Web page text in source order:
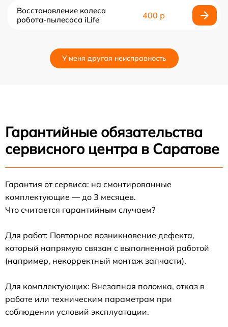
Восстановление колеса
робота-пылесоса iLife
400 р
У меня другая неисправность
Гарантийные обязательства
сервисного центра в Саратове
Гарантия от сервиса: на смонтированные
комплектующие — до 3 месяцев.
Что считается гарантийным случаем?
Для работ: Повторное возникновение дефекта,
который напрямую связан с выполненной работой
(например, некорректный монтаж запчасти).
Для комплектующих: Внезапная поломка, отказ в
работе или техническим параметрам при
соблюдении условий эксплуатации.